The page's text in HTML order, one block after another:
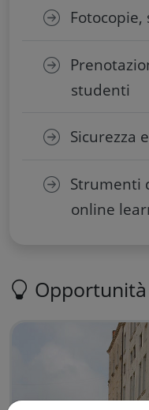
studenti
Sicurezza
Strumenti
online